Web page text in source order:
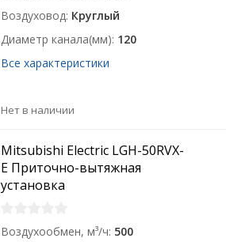
Воздуховод Круглый
Диаметр канала(мм) 120
Все характеристики
Нет в наличии
Mitsubishi Electric LGH-50RVX-
E Приточно-вытяжная
установка
Воздухообмен, м³/ч 500